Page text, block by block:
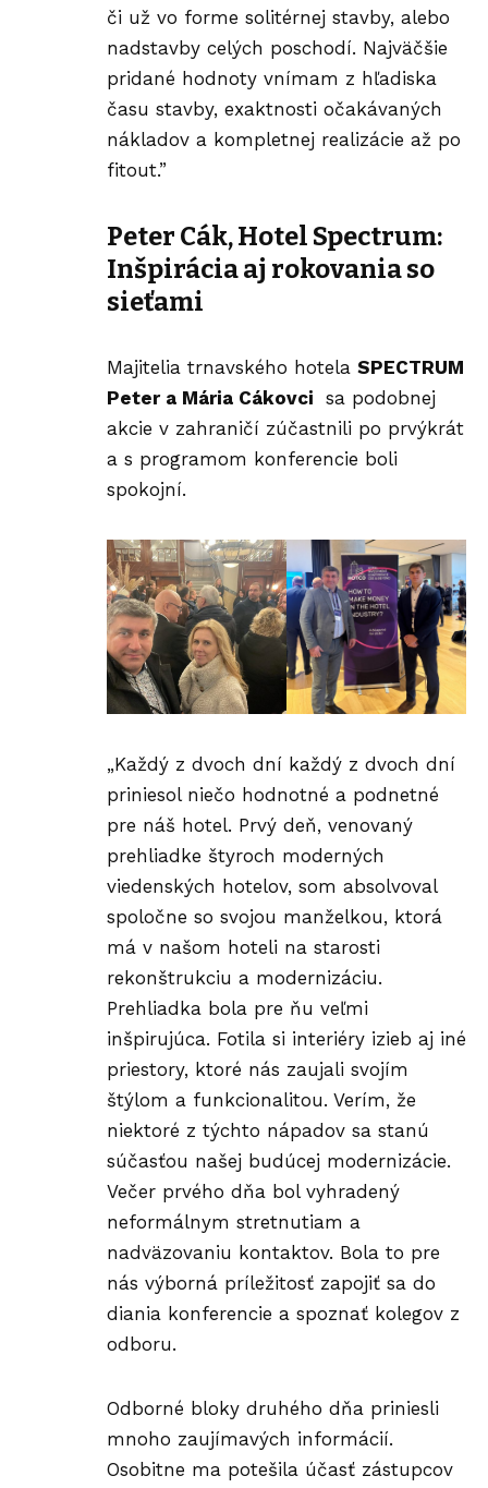
či už vo forme solitérnej stavby, alebo
nadstavby celých poschodí. Najväčšie
pridané hodnoty vnímam z hľadiska
času stavby, exaktnosti očakávaných
nákladov a kompletnej realizácie až po
fitout.”
Peter Cák, Hotel Spectrum:
Inšpirácia aj rokovania so
sieťami
Majitelia trnavského hotela SPECTRUM
Peter a Mária Cákovci sa podobnej
akcie v zahraničí zúčastnili po prvýkrát
a s programom konferencie boli
spokojní.
„Každý z dvoch dní každý z dvoch dní
priniesol niečo hodnotné a podnetné
pre náš hotel. Prvý deň, venovaný
prehliadke štyroch moderných
viedenských hotelov, som absolvoval
spoločne so svojou manželkou, ktorá
má v našom hoteli na starosti
rekonštrukciu a modernizáciu.
Prehliadka bola pre ňu veľmi
inšpirujúca. Fotila si interiéry izieb aj iné
priestory, ktoré nás zaujali svojím
štýlom a funkcionalitou. Verím, že
niektoré z týchto nápadov sa stanú
súčasťou našej budúcej modernizácie.
Večer prvého dňa bol vyhradený
neformálnym stretnutiam a
nadväzovaniu kontaktov. Bola to pre
nás výborná príležitosť zapojiť sa do
diania konferencie a spoznať kolegov z
odboru.
Odborné bloky druhého dňa priniesli
mnoho zaujímavých informácií.
Osobitne ma potešila účasť zástupcov